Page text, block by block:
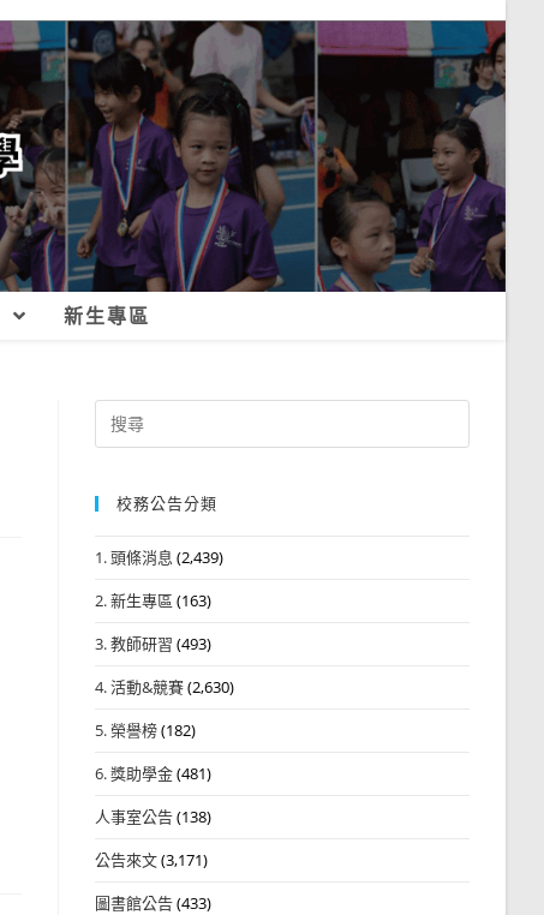
新生專區
Search
for:
校務公告分類
1. 頭條消息 (2,439)
2. 新生專區 (163)
3. 教師研習 (493)
4. 活動&競賽(2,630)
5. 榮譽榜(182)
6. 獎助學金(481)
人事室公告(138)
公告來文(3,171)
圖書館公告(433)